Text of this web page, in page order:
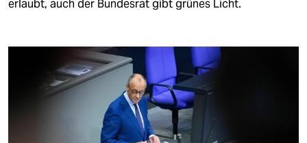
erlaubt, auch der Bundesrat gibt grünes Licht.